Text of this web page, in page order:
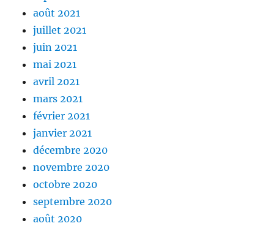
août 2021
juillet 2021
juin 2021
mai 2021
avril 2021
mars 2021
février 2021
janvier 2021
décembre 2020
novembre 2020
octobre 2020
septembre 2020
août 2020